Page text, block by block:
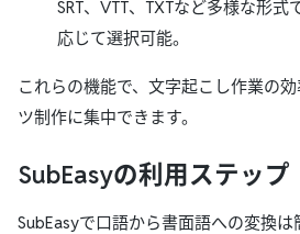
SRT、VTT、TXTなど多様な形
応じて選択可能。
これらの機能で、文字起こし作業の
ツ制作に集中できます。
SubEasyの利用ステップ
SubEasyで口語から書面語への変換